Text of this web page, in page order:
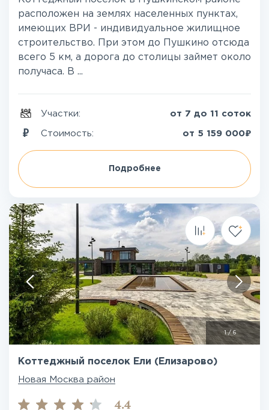
расположен на землях населенных пунктах,
имеющих ВРИ - индивидуальное жилищное
строительство. При этом до Пушкино отсюда
всего 5 км, а дорога до столицы займет около
получаса. В ...
Участки: от 7 до 11 соток
Стоимость: от 5 159 000₽
Подробнее
1/ 6
Коттеджный поселок Ели (Елизарово)
Новая Москва район
4.4